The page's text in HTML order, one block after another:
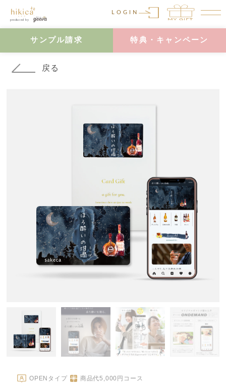
LOGIN
サンプル請求 特典・キャンペーン
戻る
OPENタイプ 商品代5,000 円コース